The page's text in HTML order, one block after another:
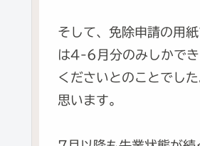
そして、免除申請の用
は4-6月分のみしかで
くださいとのことでし
思います。